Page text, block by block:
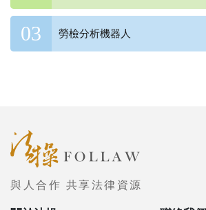
勞檢分析機器人
與人合作 共享法律資源